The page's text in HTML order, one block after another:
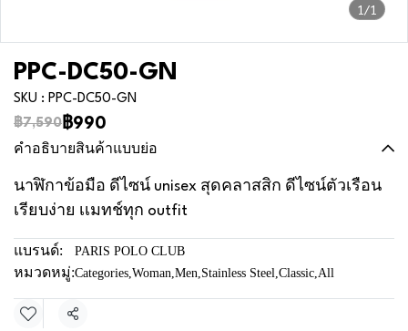
1/1
PPC-DC50-GN
SKU : PPC-DC50-GN
฿7,590 ฿990
คำอธิบายสินค้าแบบย่อ
นาฬิกาข้อมือ ดีไซน์ unisex สุดคลาสสิก ดีไซน์ตัวเรือน
เรียบง่าย เเมทช์ทุก outfit
แบรนด์: PARIS POLO CLUB
หมวดหมู่:Categories,Woman,Men,Stainless Steel,Classic,All
แชร์